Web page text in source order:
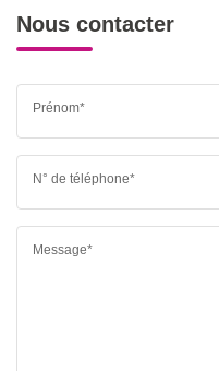
Nous contacter
Prénom*
N° de téléphone*
Message*